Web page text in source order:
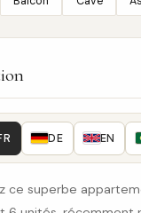
DE EN
ce superbe